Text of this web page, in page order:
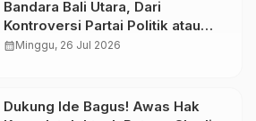
Bandara Bali Utara, Dari
Kontroversi Partai Politik atau
Menuju Prioritas Nasional
calendar_monthMinggu, 26 Jul 2026
Dukung Ide Bagus! Awas Hak